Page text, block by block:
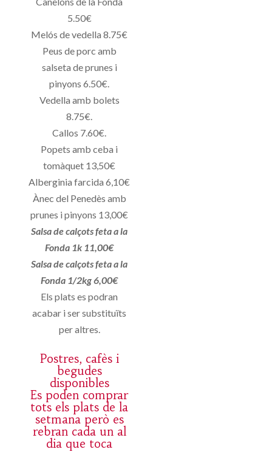
5.50€
Melós de vedella 8.75€
Peus de porc amb
salseta de prunes i
pinyons 6.50€.
Vedella amb bolets
8.75€.
Callos 7.60€.
Popets amb ceba i
tomàquet 13,50€
Alberginia farcida 6,10€
Ànec del Penedès amb
prunes i pinyons 13,00€
Salsa de calçots feta a la
Fonda 1k 11,00€
Salsa de calçots feta a la
Fonda 1/2kg 6,00€
Els plats es podran
acabar i ser substituïts
per altres.
Postres, cafès i
begudes
disponibles
Es poden comprar
tots els plats de la
setmana però es
rebran cada un al
dia que toca